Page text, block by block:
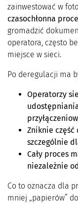
zainwestować w
czasochłonna
gromadzić
operatora, często
miejsce w sieci.
Po deregulacji ma
Operatorzy
Zniknie część
szczególnie
Cały proces
niezależnie
Co to oznacza dla
mniej „papierów”